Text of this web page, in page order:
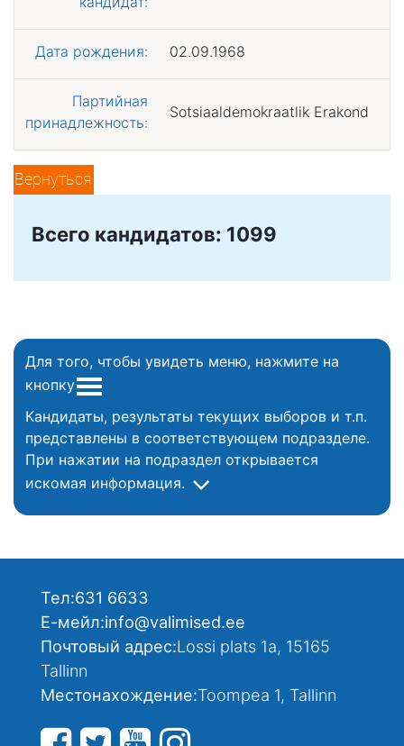
Дата рождения: 02.09.1968
Партийная
принадлежность:
Sotsiaaldemokraatlik Erakond
Вернуться
Всего кандидатов: 1099
Для того, чтобы увидеть меню, нажмите на
кнопку
Кандидаты, результаты текущих выборов и т.п.
представлены в соответствующем подразделе.
При нажатии на подраздел открывается
искомая информация.
Тел:631 6633
Е-мейл:info@valimised.ee
Почтовый адрес:Lossi plats 1a, 15165
Tallinn
Местонахождение:Toompea 1, Tallinn